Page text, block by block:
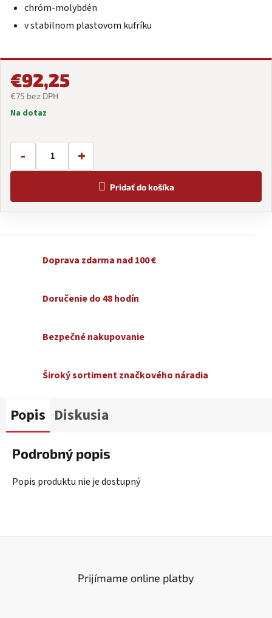
chróm-molybdén
v stabilnom plastovom kufríku
€92,25
€75 bez DPH
Jednotková
Na dotaz
- +
Pridať do košíka
Doprava zdarma nad 100 €
Doručenie do 48 hodín
Bezpečné nakupovanie
Široký sortiment značkového náradia
Popis Diskusia
Podrobný popis
Popis produktu nie je dostupný
Prijímame online platby